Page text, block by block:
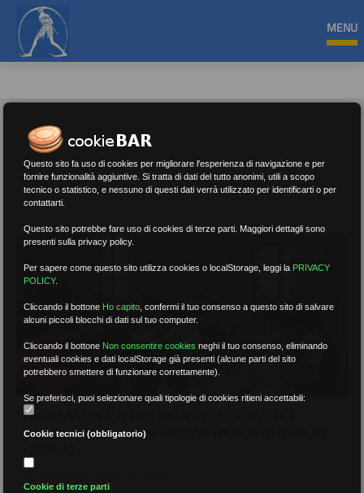
MENU
Notizie
Esami di Stato conclusivi dei corsi di studio ordinari e
sperimentali di istruzione secondaria di secondo grado, a.s.
Emanati i decreti ministeriali
Questo sito fa uso di cookies per migliorare l'esperienza di navigazione e per
fornire funzionalità aggiuntive. Si tratta di dati del tutto anonimi, utili a scopo
tecnico o statistico, e nessuno di questi dati verrà utilizzato per identificarti o per
contattarti.
Questo sito potrebbe fare uso di cookies di terze parti. Maggiori dettagli sono
presenti sulla privacy policy.
Per sapere come questo sito utilizza cookies o localStorage, leggi la PRIVACY
POLICY.
Cliccando il bottone Ho capito ,confermi il tuo consenso a questo sito di salvare
alcuni piccoli blocchi di dati sul tuo computer.
Cliccando il bottone Non consentire cookies neghi il tuo consenso, eliminando
eventuali cookies e dati localStorage già presenti (alcune parti del sito
potrebbero smettere di funzionare correttamente).
Se preferisci, puoi selezionare quali tipologie di cookies ritieni accettabili:
Cookie tecnici (obbligatorio)
Cookie di terze parti